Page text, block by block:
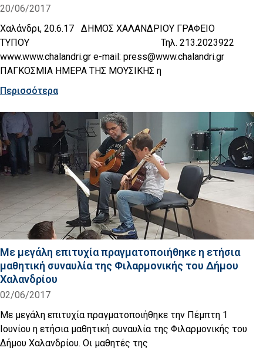
20/06/2017
Χαλάνδρι, 20.6.17 ΔΗΜΟΣ ΧΑΛΑΝΔΡΙΟΥ ΓΡΑΦΕΙΟ
ΤΥΠΟΥ Τηλ. 213.2023922
www.www.chalandri.gr e-mail: press@www.chalandri.gr
ΠΑΓΚΟΣΜΙΑ ΗΜΕΡΑ ΤΗΣ ΜΟΥΣΙΚΗΣ η
Περισσότερα
Με μεγάλη επιτυχία πραγματοποιήθηκε η ετήσια
μαθητική συναυλία της Φιλαρμονικής του Δήμου
Χαλανδρίου
02/06/2017
Με μεγάλη επιτυχία πραγματοποιήθηκε την Πέμπτη 1
Ιουνίου η ετήσια μαθητική συναυλία της Φιλαρμονικής του
Δήμου Χαλανδρίου. Οι μαθητές της